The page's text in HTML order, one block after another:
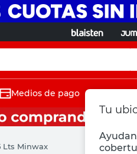
Tu
Medios de pago
Lts Minwax